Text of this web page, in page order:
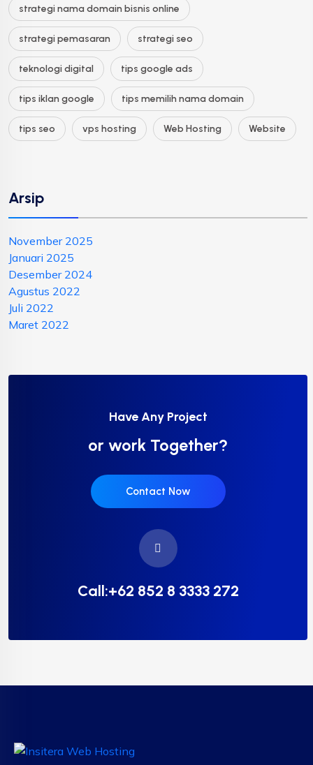
strategi nama domain bisnis online
strategi pemasaran strategi seo
teknologi digital tips google ads
tips iklan google tips memilih nama domain
tips seo vps hosting Web Hosting Website
Arsip
November 2025
Januari 2025
Desember 2024
Agustus 2022
Juli 2022
Maret 2022
Have Any Project
or work Together?
Contact Now
Call:+62 852 8 3333 272